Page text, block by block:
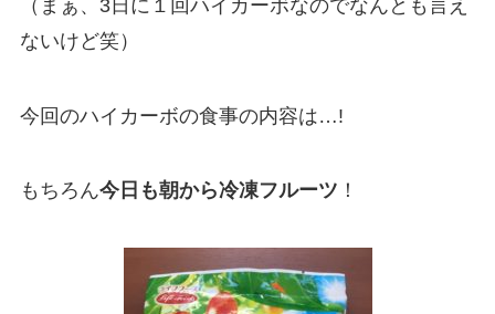
（まぁ、3日に１回ハイカーボなのでなんとも言え
ないけど笑）
今回のハイカーボの食事の内容は…!
もちろん今日も朝から冷凍フルーツ ！